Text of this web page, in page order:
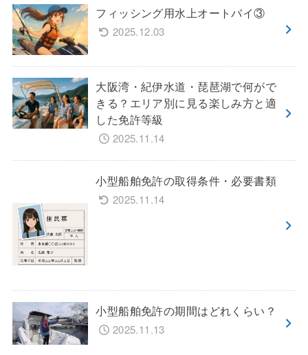
フィッシング用水上オートバイ③
2025.12.03
大阪湾・紀伊水道・琵琶湖で何がで
きる？エリア別に見る楽しみ方と適
した免許等級
2025.11.14
小型船舶免許の取得条件・必要書類
2025.11.14
小型船舶免許の期間はどれくらい？
2025.11.13